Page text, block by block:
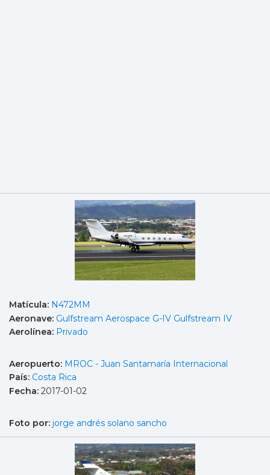
Matícula: N472MM
Aeronave: Gulfstream Aerospace G-IV Gulfstream IV
Aerolínea: Privado
Aeropuerto: MROC - Juan Santamaría Internacional
País: Costa Rica
Fecha: 2017-01-02
Foto por: jorge andrés solano sancho